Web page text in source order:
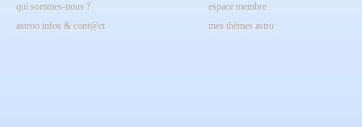
qui sommes-nous ?
astroo infos & cont@ct
espace membre
mes thèmes astro